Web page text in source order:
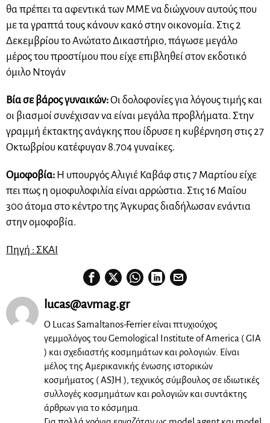
θα πρέπει τα αφεντικά των ΜΜΕ να διώχνουν αυτούς που
με τα γραπτά τους κάνουν κακό στην οικονομία. Στις 2
Δεκεμβρίου το Ανώτατο Δικαστήριο, πάγωσε μεγάλο
μέρος του προστίμου που είχε επιβληθεί στον εκδοτικό
όμιλο Ντογάν
Βία σε βάρος γυναικών:Οι δολοφονίες για λόγους τιμής και
οι βιασμοί συνέχισαν να είναι μεγάλα προβλήματα. Στην
γραμμή έκτακτης ανάγκης που ίδρυσε η κυβέρνηση στις 27
Οκτωβρίου κατέφυγαν 8.704 γυναίκες.
Ομοφοβία: Η υπουργός Αλιγιέ Καβάφ στις 7 Μαρτίου είχε
πει πως η ομοφυλοφιλία είναι αρρώστια. Στις 16 Μαΐου
300 άτομα στο κέντρο της Άγκυρας διαδήλωσαν ενάντια
στην ομοφοβία.
Πηγή : ΣΚΑΙ
lucas@avmag.gr
Ο Lucas Samaltanos-Ferrier είναι πτυχιούχος
γεμμολόγος του Gemological Institute of America ( GIA
) και σχεδιαστής κοσμημάτων και ρολογιών. Είναι
μέλος της Αμερικανικής ένωσης ιστορικών
κοσμήματος ( ASJH ), τεχνικός σύμβουλος σε ιδιωτικές
συλλογές κοσμημάτων και ρολογιών και συντάκτης
άρθρων για το κόσμημα.